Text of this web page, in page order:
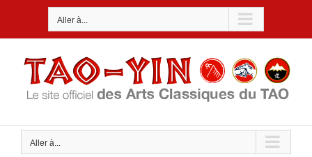
Aller à...
Aller à...